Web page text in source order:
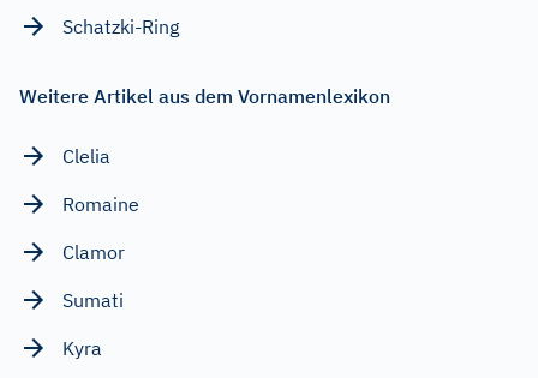
Schatzki-Ring
Weitere Artikel aus dem Vornamenlexikon
Clelia
Romaine
Clamor
Sumati
Kyra